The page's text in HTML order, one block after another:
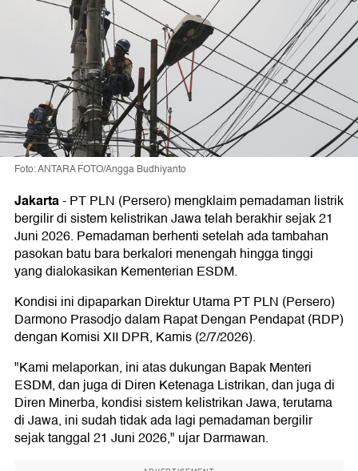
Foto: ANTARA FOTO/Angga Budhiyanto
Jakarta-PT PLN (Persero) mengklaim pemadaman listrik
bergilir di sistem kelistrikan Jawa telah berakhir sejak 21
Juni 2026. Pemadaman berhenti setelah ada tambahan
pasokan batu bara berkalori menengah hingga tinggi
yang dialokasikan Kementerian ESDM.
Kondisi ini dipaparkan Direktur Utama PT PLN (Persero)
Darmono Prasodjo dalam Rapat Dengan Pendapat (RDP)
dengan Komisi XII DPR, Kamis (2/7/2026).
"Kami melaporkan, ini atas dukungan Bapak Menteri
ESDM, dan juga di Diren Ketenaga Listrikan, dan juga di
Diren Minerba, kondisi sistem kelistrikan Jawa, terutama
di Jawa, ini sudah tidak ada lagi pemadaman bergilir
sejak tanggal 21 Juni 2026," ujar Darmawan.